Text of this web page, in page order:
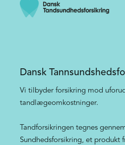
Dansk
Vi tilbyder forsikring mod
tandlægeomkostninger.
Tandforsikringen tegnes
Sundhedsforsikring, et produkt